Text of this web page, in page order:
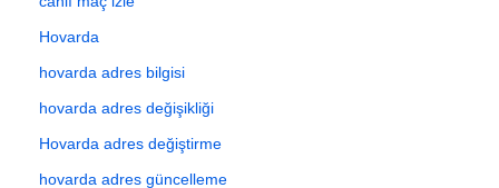
Hovarda
hovarda adres bilgisi
hovarda adres değişikliği
Hovarda adres değiştirme
hovarda adres güncelleme